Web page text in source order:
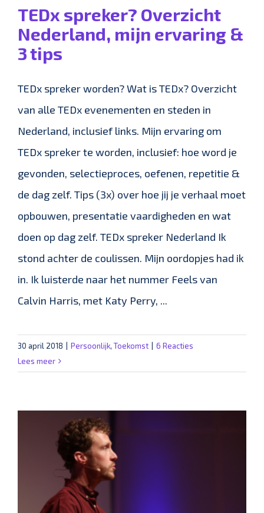
TEDx spreker? Overzicht
Nederland, mijn ervaring &
3 tips
TEDx spreker worden? Wat is TEDx? Overzicht
van alle TEDx evenementen en steden in
Nederland, inclusief links. Mijn ervaring om
TEDx spreker te worden, inclusief: hoe word je
gevonden, selectieproces, oefenen, repetitie &
de dag zelf. Tips (3x) over hoe jij je verhaal moet
opbouwen, presentatie vaardigheden en wat
doen op dag zelf. TEDx spreker Nederland Ik
stond achter de coulissen. Mijn oordopjes had ik
in. Ik luisterde naar het nummer Feels van
Calvin Harris, met Katy Perry, ...
30 april 2018 Persoonlijk, Toekomst
6 Reacties
Lees meer